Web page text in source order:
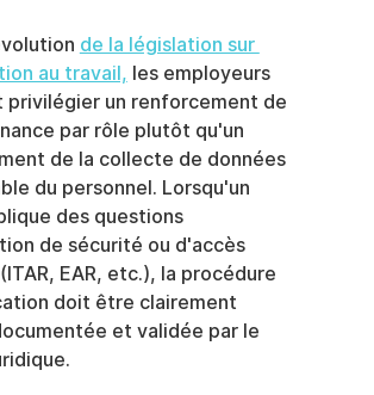
de la législation sur
au travail, les employeurs
privilégier un renforcement de
par rôle plutôt qu'un
de la collecte de données
du personnel. Lorsqu'un
des questions
de sécurité ou d'accès
EAR, etc.), la procédure
doit être clairement
et validée par le